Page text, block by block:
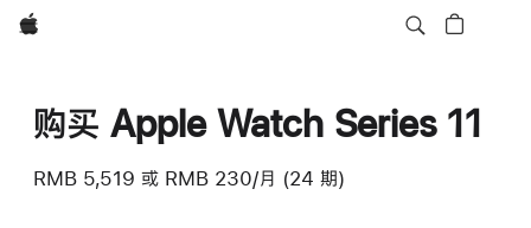
Apple
购买 Apple Watch Series 11
RMB 5,519 或 RMB 230/月 (24 期)